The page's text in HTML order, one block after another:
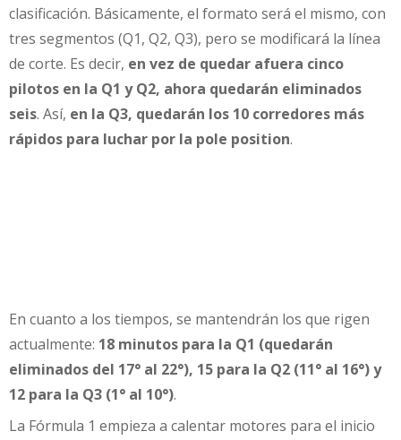
clasificación. Básicamente, el formato será el mismo, con
tres segmentos (Q1, Q2, Q3), pero se modificará la línea
de corte. Es decir, en vez de quedar afuera cinco
pilotos en la Q1 y Q2, ahora quedarán eliminados
seis. Así, en la Q3, quedarán los 10 corredores más
rápidos para luchar por la pole position.
En cuanto a los tiempos, se mantendrán los que rigen
actualmente: 18 minutos para la Q1 (quedarán
eliminados del 17° al 22°), 15 para la Q2 (11° al 16°) y
12 para la Q3 (1° al 10°).
La Fórmula 1 empieza a calentar motores para el inicio